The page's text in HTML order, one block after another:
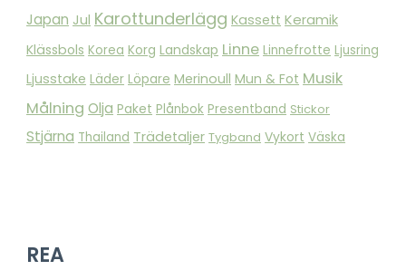
Japan Jul Karottunderlägg Kassett Keramik
Klässbols Korea Korg Landskap Linne Linnefrotte Ljusring
Ljusstake Läder Löpare Merinoull Mun & Fot Musik
Målning Olja Paket Plånbok Presentband Stickor
Stjärna Thailand Trädetaljer Tygband Vykort Väska
REA